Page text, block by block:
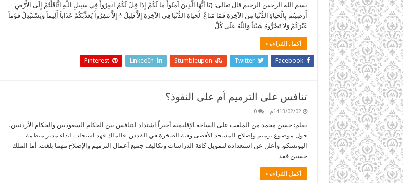
بسم الله الرحمن الرحيم قال تعالى: (يَا أَيُّهَا الَّذِينَ آمَنُواْ مَا لَكُمْ إِذَا قِيلَ لَكُمُ انفِرُواْ فِي سَبِيلِ اللّهِ اثَّاقَلْتُمْ إِلَى الأَرْضِ
أَرَضِيتُم بِالْحَيَاةِ الدُّنْيَا مِنَ الآخِرَةِ فَمَا مَتَاعُ الْحَيَاةِ الدُّنْيَا فِي الآخِرَةِ إِلاَّ قَلِيلٌ * إِلاَّ تَنفِرُواْ يُعَذِّبْكُمْ عَذَاباً أَلِيماً وَيَسْتَبْدِلْ قَوْماً
غَيْرَكُمْ وَلاَ تَضُرُّوهُ شَيْئاً وَاللّهُ عَلَى كُلِّ …
أكمل القراءة »
Facebook
Twitter
Stumbleupon
LinkedIn
Pinterest
تنافس على الترميم أم على النفوذ؟
1413/02/02م 0
بقلم: حسن محمد من الملفت على الساحة الإقليمية أخيراً اشتداد التنافس بين الحكام السعوديين والحكام الأردنيين،
حول موضوع ترميم وإصلاح المسجد الأقصى وقبة الصخرة في القدس. فالملك فهد استجاب لنداء مدير منظمة
اليونسكو. وأعلن عن استعداده لتمويل كافة الدراسات وتكاليف جميع أعمال الترميم والإصلاح مهما بلغت. أما الملك
حسين فقد …
أكمل القراءة »